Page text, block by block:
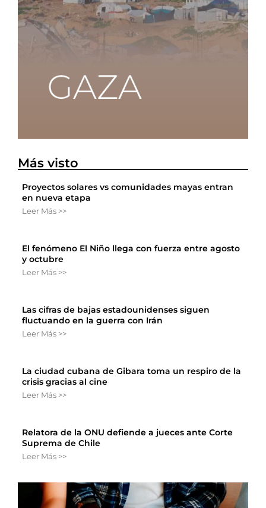
Más visto
Proyectos solares vs comunidades mayas entran
en nueva etapa
Leer Más >>
El fenómeno El Niño llega con fuerza entre agosto
y octubre
Leer Más >>
Las cifras de bajas estadounidenses siguen
fluctuando en la guerra con Irán
Leer Más >>
La ciudad cubana de Gibara toma un respiro de la
crisis gracias al cine
Leer Más >>
Relatora de la ONU defiende a jueces ante Corte
Suprema de Chile
Leer Más >>